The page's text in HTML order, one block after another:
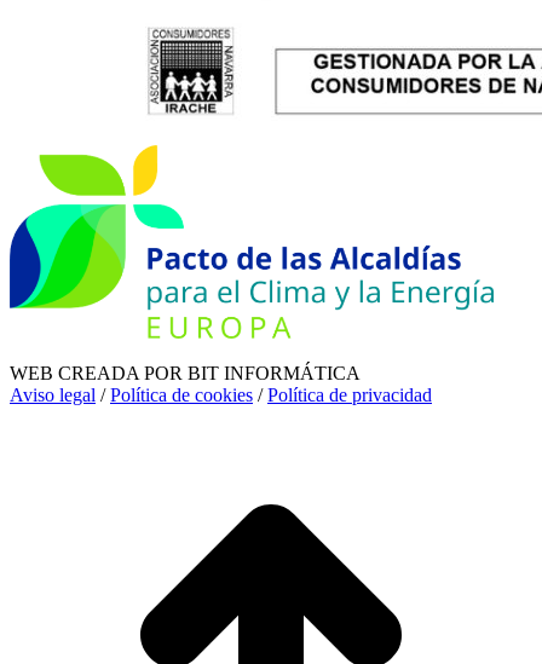
WEB CREADA POR BIT INFORMÁTICA
Aviso legal /Política de cookies /Política de privacidad